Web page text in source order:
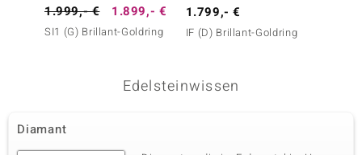
1.999,- € 1.899,- €
SI1 (G) Brillant-Goldring
1.799,- €
IF (D) Brillant-Goldring
Edelsteinwissen
Diamant